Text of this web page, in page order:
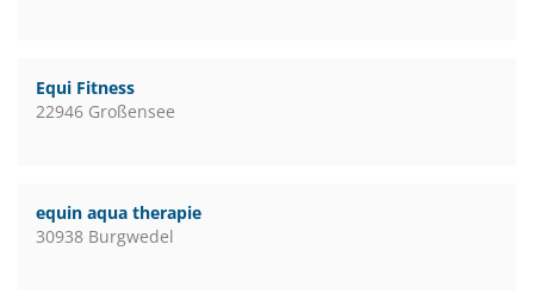
Equi Fitness
22946 Großensee
equin aqua therapie
30938 Burgwedel